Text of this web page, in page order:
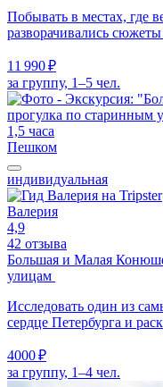
Побывать в местах, где
разворачивались
11 990 ₽
за группу, 1–5 чел.
1,5 часа
Пешком
индивидуальная
Валерия
4,9
42 отзыва
Большая и Малая
улицам
Исследовать один из
сердце Петербурга и
4000 ₽
за группу, 1–4 чел.